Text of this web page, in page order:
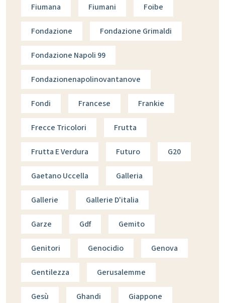
Fiumana Fiumani Foibe
Fondazione Fondazione Grimaldi
Fondazione Napoli 99
Fondazionenapolinovantanove
Fondi Francese Frankie
Frecce Tricolori Frutta
Frutta E Verdura Futuro G20
Gaetano Uccella Galleria
Gallerie Gallerie D'italia
Garze Gdf Gemito
Genitori Genocidio Genova
Gentilezza Gerusalemme
Gesù Ghandi Giappone